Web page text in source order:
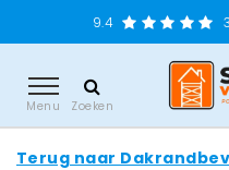
3288
Menu Zoeken
Terug naar